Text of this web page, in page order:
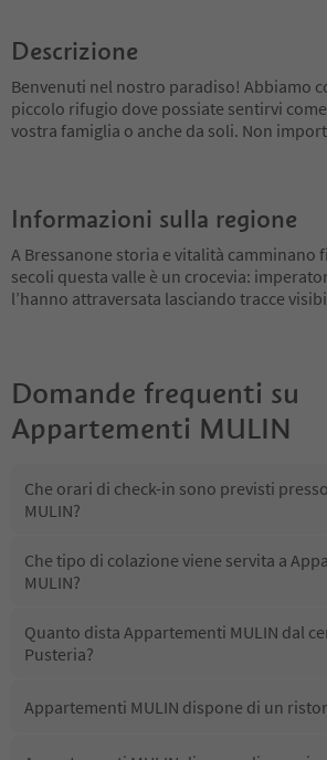
Descrizione
Benvenuti nel nostro paradiso! Abbiamo
piccolo rifugio dove possiate sentirvi
vostra famiglia o anche da soli. Non
Informazioni sulla regione
A Bressanone storia e vitalità camminano
secoli questa valle è un crocevia:
l’hanno attraversata lasciando tracce visibi
Domande frequenti su
Appartementi MULIN
Che orari di check-in sono previsti
MULIN?
Che tipo di colazione viene servita a
MULIN?
Quanto dista Appartementi MULIN dal
Pusteria?
Appartementi MULIN dispone di un